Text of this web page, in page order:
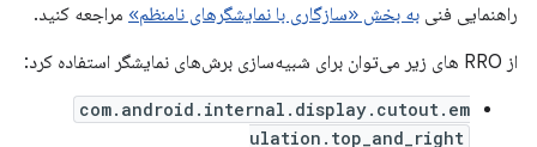
راهنمایی فنی به بخش «سازگاری با نمایشگرهای نامنظم» مراجعه کنید.
از RRO های زیر می‌توان برای شبیه‌سازی برش‌های نمایشگر استفاده کرد:
com.android.internal.display.cutout.em
ulation.top_and_right